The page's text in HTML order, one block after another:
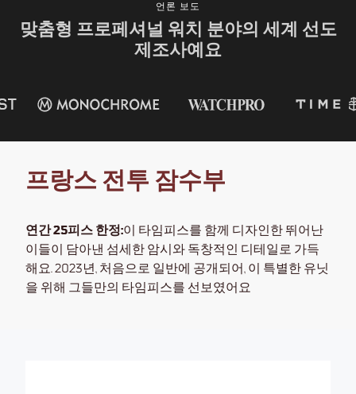
NAGEUR DE
COMBAT
언론 보도
맞춤형 프로페셔널 워치 분야의 세계 선도
제조사예요
프랑스 전투 잠수부
연간 25피스 한정:이 타임피스를 함께 디자인한 뛰어난
이들이 담아낸 섬세한 암시와 독창적인 디테일로 가득
해요. 2023년, 처음으로 일반에 공개되어, 이 특별한 유닛
을 위해 그들만의 타임피스를 선보였어요